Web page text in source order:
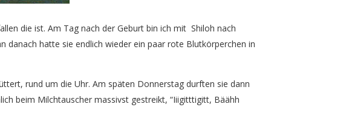
die ist. Am Tag nach der Geburt bin ich mit Shiloh nach
danach hatte sie endlich wieder ein paar rote Blutkörperchen in
rund um die Uhr. Am späten Donnerstag durften sie dann
beim Milchtauscher massivst gestreikt, “Iiigitttigitt, Bäähh